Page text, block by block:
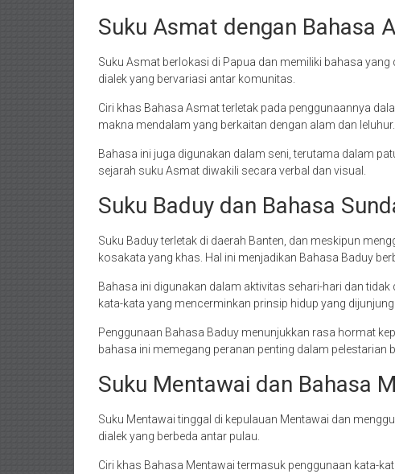
Suku Asmat dengan Bahasa
Suku Asmat berlokasi di Papua dan memiliki bahasa
dialek yang bervariasi antar komunitas.
Ciri khas Bahasa Asmat terletak pada penggunaannya
makna mendalam yang berkaitan dengan alam dan leluhur.
Bahasa ini juga digunakan dalam seni, terutama dalam
sejarah suku Asmat diwakili secara verbal dan visual.
Suku Baduy dan Bahasa
Suku Baduy terletak di daerah Banten, dan meskipun
kosakata yang khas. Hal ini menjadikan Bahasa Baduy
Bahasa ini digunakan dalam aktivitas sehari-hari dan
kata-kata yang mencerminkan prinsip hidup yang dijunjung
Penggunaan Bahasa Baduy menunjukkan rasa hormat
bahasa ini memegang peranan penting dalam pelestarian
Suku Mentawai dan Bahasa
Suku Mentawai tinggal di kepulauan Mentawai dan
dialek yang berbeda antar pulau.
Ciri khas Bahasa Mentawai termasuk penggunaan kata-